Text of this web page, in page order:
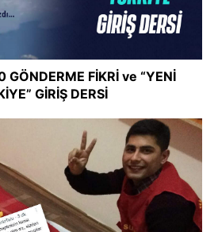
GÖNDERME FİKRİ ve “YENİ
GİRİŞ DERSİ